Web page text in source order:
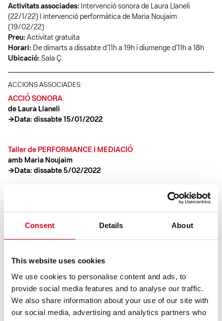
Consent Details About
This website uses cookies
We use cookies to personalise content and ads, to
provide social media features and to analyse our traffic.
We also share information about your use of our site with
our social media, advertising and analytics partners who
Activitats associades:
Intervenció sonora de Laura Llaneli
(22/1/22) I intervenció performàtica de Maria Noujaim
(19/02/22)
Preu: Activitat gratuïta
Horari: De dimarts a dissabte d’11h a 19h i diumenge d’11h a 18h
Ubicació: Sala Ç
ACCIONS ASSOCIADES:
ACCIÓ SONORA
de Laura Llaneli
→Data: dissabte 15/01/2022
Taller de PERFORMANCE I MEDIACIÓ
amb Maria Noujaim
→Data: dissabte 5/02/2022
de Maria Noujaim
→Data: dissabte 19/02/2022